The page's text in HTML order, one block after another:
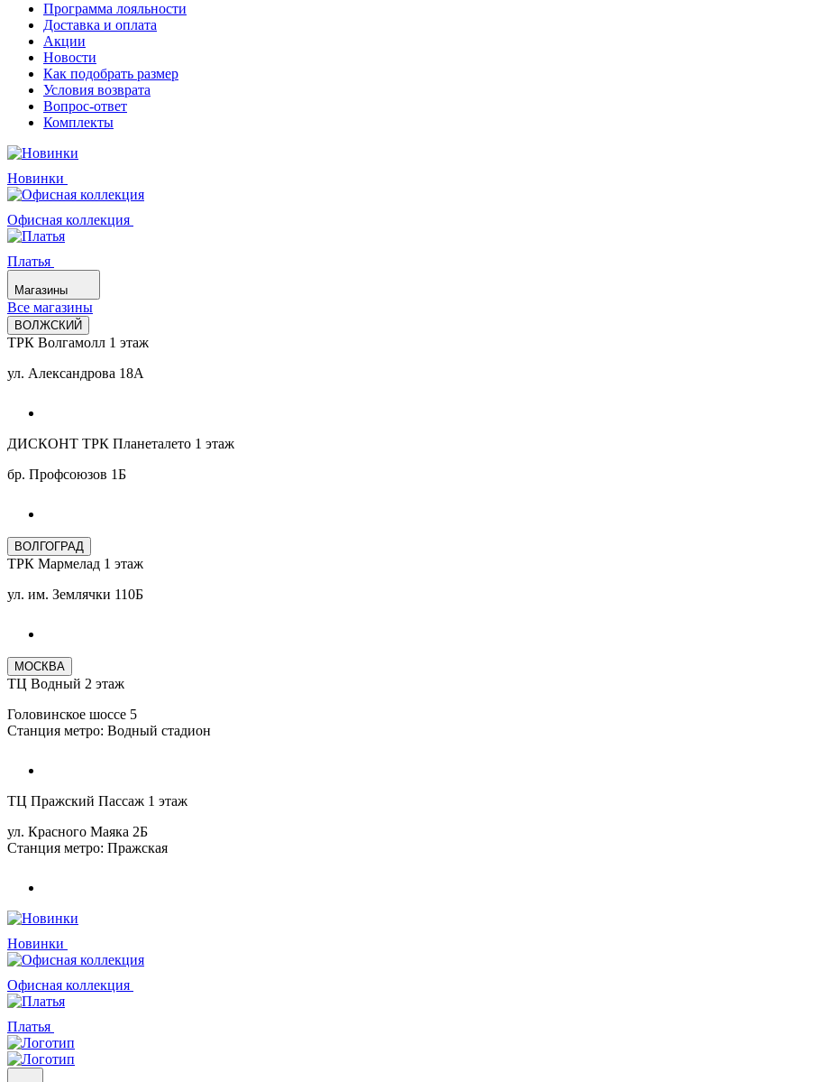
Программа лояльности
Доставка и оплата
Акции
Новости
Как подобрать размер
Условия возврата
Вопрос-ответ
Комплекты
Новинки
Офисная коллекция
Платья
Магазины
Все магазины
ВОЛЖСКИЙ
ТРК Волгамолл 1 этаж
ул. Александрова 18А
ДИСКОНТ ТРК Планеталето 1 этаж
бр. Профсоюзов 1Б
ВОЛГОГРАД
ТРК Мармелад 1 этаж
ул. им. Землячки 110Б
МОСКВА
ТЦ Водный 2 этаж
Головинское шоссе 5
Станция метро: Водный стадион
ТЦ Пражский Пассаж 1 этаж
ул. Красного Маяка 2Б
Станция метро: Пражская
Новинки
Офисная коллекция
Платья